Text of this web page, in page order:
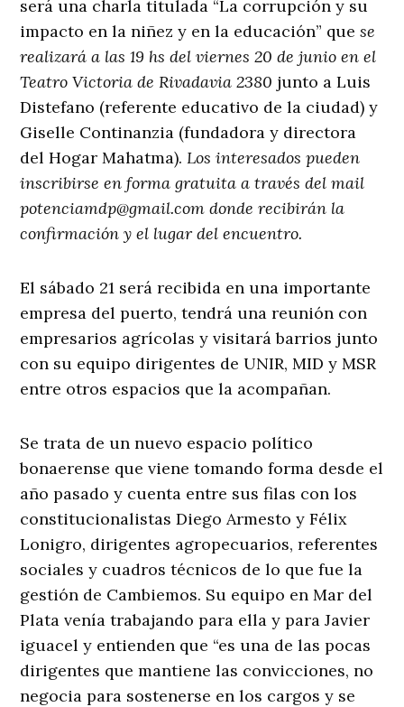
será una charla titulada “La corrupción y su
impacto en la niñez y en la educación” quese
realizará a las 19 hs del viernes 20 de junio en el
Teatro Victoria de Rivadavia 2380 junto a Luis
Distefano (referente educativo de la ciudad) y
Giselle Continanzia (fundadora y directora
del Hogar Mahatma). Los interesados pueden
inscribirse en forma gratuita a través del mail
potenciamdp@gmail.com donde recibirán la
confirmación y el lugar del encuentro.
El sábado 21 será recibida en una importante
empresa del puerto, tendrá una reunión con
empresarios agrícolas y visitará barrios junto
con su equipo dirigentes de UNIR, MID y MSR
entre otros espacios que la acompañan.
Se trata de un nuevo espacio político
bonaerense que viene tomando forma desde el
año pasado y cuenta entre sus filas con los
constitucionalistas Diego Armesto y Félix
Lonigro, dirigentes agropecuarios, referentes
sociales y cuadros técnicos de lo que fue la
gestión de Cambiemos. Su equipo en Mar del
Plata venía trabajando para ella y para Javier
iguacel y entienden que “es una de las pocas
dirigentes que mantiene las convicciones, no
negocia para sostenerse en los cargos y se